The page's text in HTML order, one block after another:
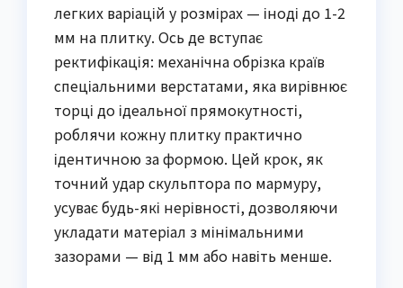
легких варіацій у розмірах — іноді до 1-2
мм на плитку. Ось де вступає
ректифікація: механічна обрізка країв
спеціальними верстатами, яка вирівнює
торці до ідеальної прямокутності,
роблячи кожну плитку практично
ідентичною за формою. Цей крок, як
точний удар скульптора по мармуру,
усуває будь-які нерівності, дозволяючи
укладати матеріал з мінімальними
зазорами — від 1 мм або навіть менше.